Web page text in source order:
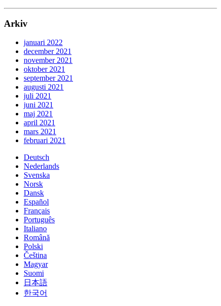
Arkiv
januari 2022
december 2021
november 2021
oktober 2021
september 2021
augusti 2021
juli 2021
juni 2021
maj 2021
april 2021
mars 2021
februari 2021
Deutsch
Nederlands
Svenska
Norsk
Dansk
Español
Français
Português
Italiano
Română
Polski
Čeština
Magyar
Suomi
日本語
한국어